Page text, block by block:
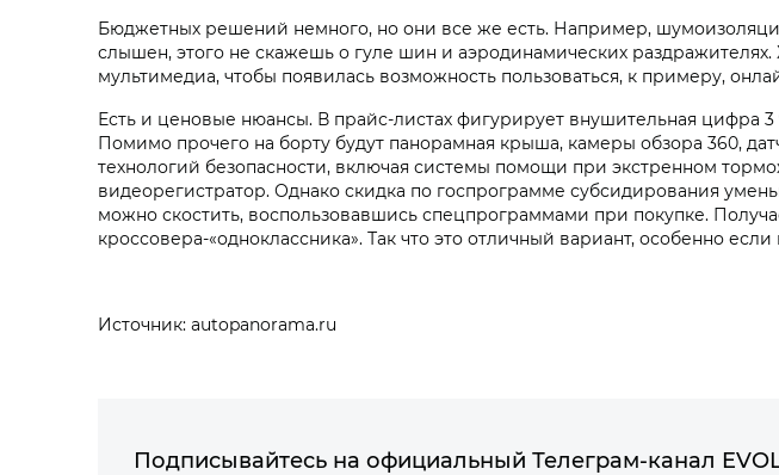
Бюджетных решений немного, но они все же есть. Например,
слышен, этого не скажешь о гуле шин и аэродинамических
мультимедиа, чтобы появилась возможность пользоваться, к примеру,
Есть и ценовые нюансы. В прайс-листах фигурирует внушительная цифра
Помимо прочего на борту будут панорамная крыша, камеры обзора 360,
технологий безопасности, включая системы помощи при экстренном
видеорегистратор. Однако скидка по госпрограмме субсидирования
можно скостить, воспользовавшись спецпрограммами при покупке.
кроссовера-«одноклассника». Так что это отличный вариант, особенно
Источник: autopanorama.ru
Подписывайтесь на официальный Телеграм-канал